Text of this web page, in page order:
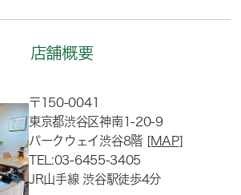
店舗概要
〒150-0041
東京都渋谷区神南1-20-9
パークウェイ渋谷8階 [MAP]
TEL:03-6455-3405
JR山手線 渋谷駅徒歩4分